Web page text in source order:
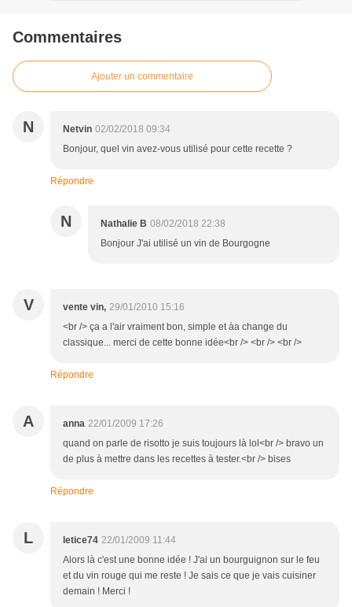
Commentaires
Ajouter un commentaire
N Netvin 02/02/2018 09:34
Bonjour, quel vin avez-vous utilisé pour cette recette ?
Répondre
N Nathalie B 08/02/2018 22:38
Bonjour J'ai utilisé un vin de Bourgogne
V vente vin, 29/01/2010 15:16
<br /> ça a l'air vraiment bon, simple et àa change du
classique... merci de cette bonne idée<br /> <br /> <br />
Répondre
A anna 22/01/2009 17:26
quand on parle de risotto je suis toujours là lol<br /> bravo un
de plus à mettre dans les recettes à tester.<br /> bises
Répondre
L letice74 22/01/2009 11:44
Alors là c'est une bonne idée ! J'ai un bourguignon sur le feu
et du vin rouge qui me reste ! Je sais ce que je vais cuisiner
demain ! Merci !